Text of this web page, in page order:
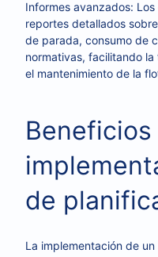
Informes avanzados:
reportes detallados
de parada, consumo de
normativas, facilitando
el mantenimiento de la
Beneficios
de
La implementación de